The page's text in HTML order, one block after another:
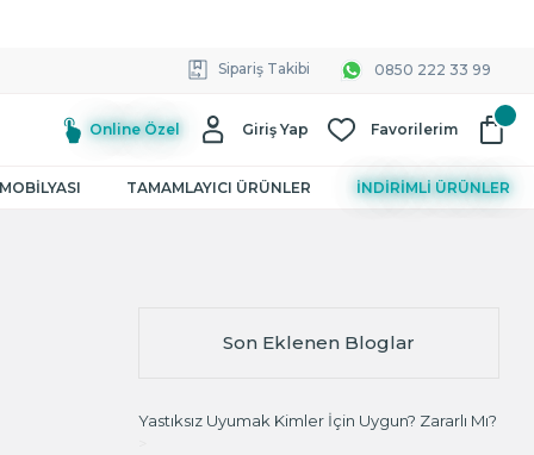
Sipariş Takibi 0850 222 33 99
Online Özel Giriş Yap Favorilerim
TAMAMLAYICI ÜRÜNLER İNDİRİMLİ ÜRÜNLER
Son Eklenen Bloglar
Yastıksız Uyumak Kimler İçin Uygun? Zararlı Mı?